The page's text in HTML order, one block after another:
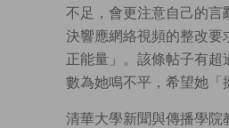
不足，會更注意自己的言
決響應網絡視頻的整改要
正能量」。該條帖子有超
數為她鳴不平，希望她「
清華大學新聞與傳播學院